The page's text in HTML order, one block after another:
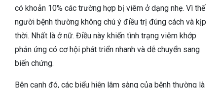
có khoản 10% các trường hợp bị viêm ở dạng nhẹ. Vì thế
người bệnh thường không chú ý điều trị đúng cách và kịp
thời. Nhất là ở nữ. Điều này khiến tình trạng viêm khớp
phản ứng có cơ hội phát triển nhanh và dễ chuyển sang
biến chứng.
Bên cạnh đó, các biểu hiện lâm sàng của bệnh thường là